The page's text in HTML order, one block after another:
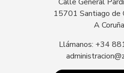
Calle General
15701 Santiago de
A Coruña
Llámanos: +34